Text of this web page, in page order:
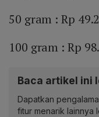
50 gram : Rp
100 gram : Rp
Baca artikel ini
Dapatkan
fitur menarik lainnya